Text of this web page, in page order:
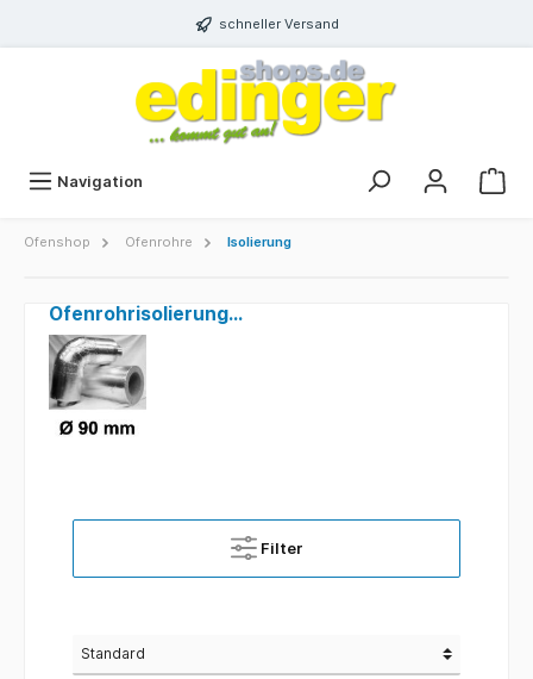
schneller Versand
Navigation
Ofenshop Ofenrohre Isolierung
Ofenrohrisolierung Ø 90 mm
Filter